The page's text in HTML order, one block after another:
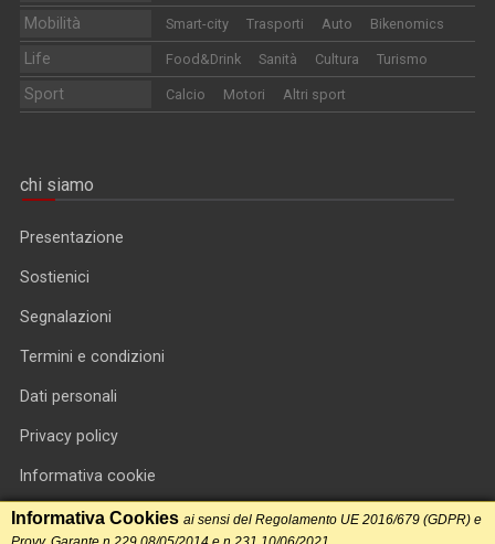
Mobilità Smart-city Trasporti Auto Bikenomics
Life Food&Drink Sanità Cultura Turismo
Sport Calcio Motori Altri sport
chi siamo
Presentazione
Sostienici
Segnalazioni
Termini e condizioni
Dati personali
Privacy policy
Informativa cookie
RSS feed
Informativa Cookies ai sensi del Regolamento UE 2016/679 (GDPR) e